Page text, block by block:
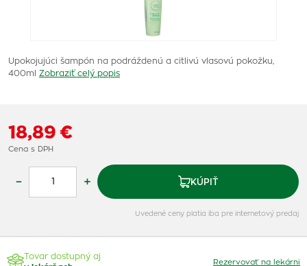
Upokojujúci šampón na podráždenú a citlivú vlasovú pokožku,
400ml
Zobraziť celý popis
18,89 €
Cena s DPH
– + KÚPIŤ
Uvedené ceny platia iba pre internetový predaj
Tovar dostupný aj
Rezervovať na lekárni